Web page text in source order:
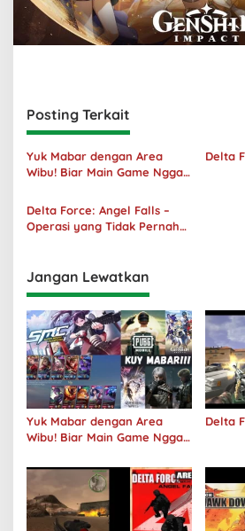
Posting Terkait
Yuk Mabar dengan Area
Wibu! Biar Main Game Nggak
Delta
Delta Force: Angel Falls –
Operasi yang Tidak Pernah
Jangan Lewatkan
Yuk Mabar dengan Area
Wibu! Biar Main Game Nggak
Delta